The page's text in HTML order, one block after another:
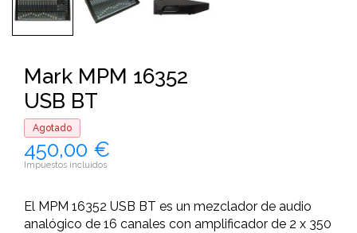
Mark MPM 16352
USB BT
Agotado
450,00 €
Impuestos incluidos
El MPM 16352 USB BT es un mezclador de audio
analógico de 16 canales con amplificador de 2 x 350